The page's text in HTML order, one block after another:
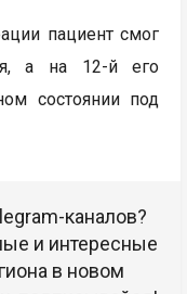
пациент смог
а на 12-й его
состоянии под
каналов?
и интересные
в новом